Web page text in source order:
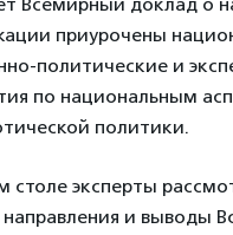
приурочены
политические и
по национальным
политики.
столе эксперты
и выводы